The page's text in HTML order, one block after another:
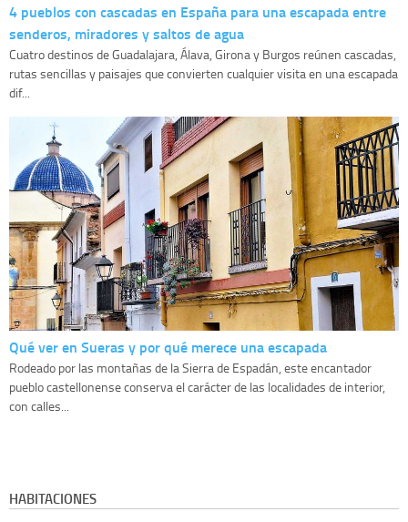
4 pueblos con cascadas en España para una escapada entre
senderos, miradores y saltos de agua
Cuatro destinos de Guadalajara, Álava, Girona y Burgos reúnen cascadas,
rutas sencillas y paisajes que convierten cualquier visita en una escapada
dif...
Qué ver en Sueras y por qué merece una escapada
Rodeado por las montañas de la Sierra de Espadán, este encantador
pueblo castellonense conserva el carácter de las localidades de interior,
con calles...
HABITACIONES